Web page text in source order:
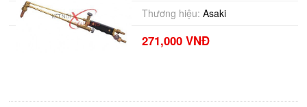
Thương hiệu: Asaki
271,000 VNĐ